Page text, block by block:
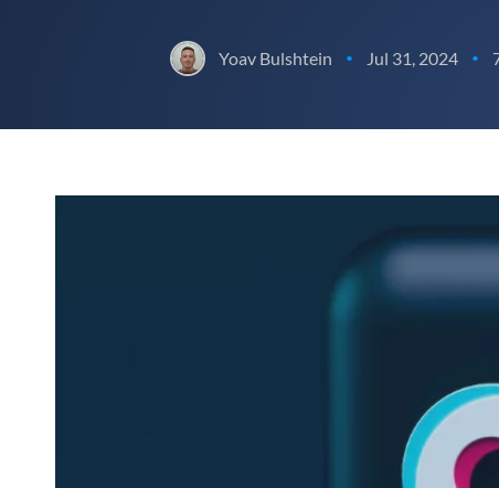
Yoav Bulshtein • Jul 31, 2024 •